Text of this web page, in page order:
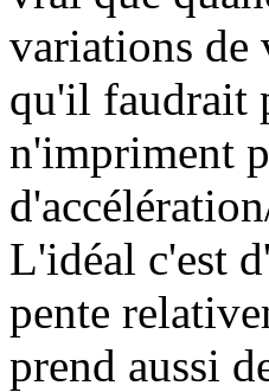
variations de
qu'il faudrait
n'impriment
L'idéal c'est
pente
prend aussi